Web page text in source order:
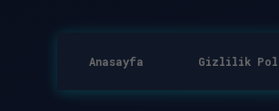
Anasayfa Gizlilik